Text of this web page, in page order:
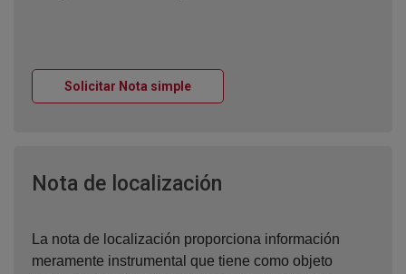
Solicitar Nota simpleVentana nueva
Nota de localización
La nota de localización proporciona información
meramente instrumental que tiene como objeto